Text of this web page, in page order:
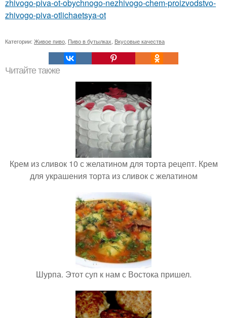
zhivogo-piva-ot-obychnogo-nezhivogo-chem-proizvodstvo-
zhivogo-piva-otlichaetsya-ot
Категории: Живое пиво, Пиво в бутылках, Вкусовые качества
Читайте также
Крем из сливок 10 с желатином для торта рецепт. Крем
для украшения торта из сливок с желатином
Шурпа. Этот суп к нам с Востока пришел.